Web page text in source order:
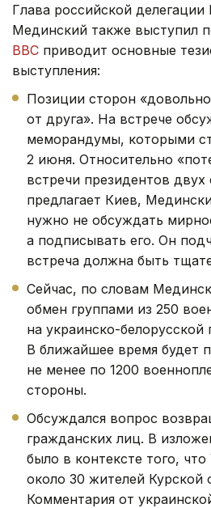
Глава российской
Мединский также выступил
ВВС приводит основные
выступления:
Позиции сторон
от друга». На встрече
меморандумы, которыми
2 июня. Относительно
встречи президентов
предлагает Киев,
нужно не обсуждать
а подписывать его. Он
встреча должна быть
Сейчас, по словам
обмен группами из 250
на украинско-белорусской
В ближайшее время будет
не менее по 1200
стороны.
Обсуждался вопрос
гражданских лиц. В
было в контексте того,
около 30 жителей Курской
Комментария от